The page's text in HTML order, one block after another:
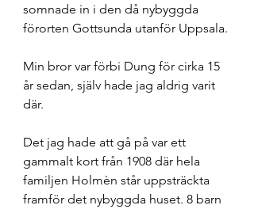
somnade in i den då nybyggda
förorten Gottsunda utanför Uppsala.
Min bror var förbi Dung för cirka 15
år sedan, själv hade jag aldrig varit
där.
Det jag hade att gå på var ett
gammalt kort från 1908 där hela
familjen Holmèn står uppsträckta
framför det nybyggda huset. 8 barn